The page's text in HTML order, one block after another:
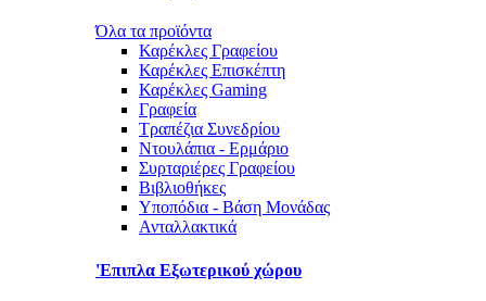
Όλα τα προϊόντα
Καρέκλες Γραφείου
Καρέκλες Επισκέπτη
Καρέκλες Gaming
Γραφεία
Τραπέζια Συνεδρίου
Ντουλάπια - Ερμάριο
Συρταριέρες Γραφείου
Βιβλιοθήκες
Υποπόδια - Βάση Μονάδας
Ανταλλακτικά
'Επιπλα Εξωτερικού χώρου